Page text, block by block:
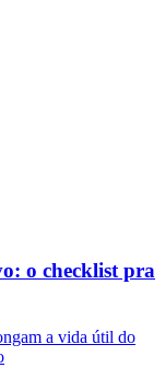
o checklist pra
a vida útil do